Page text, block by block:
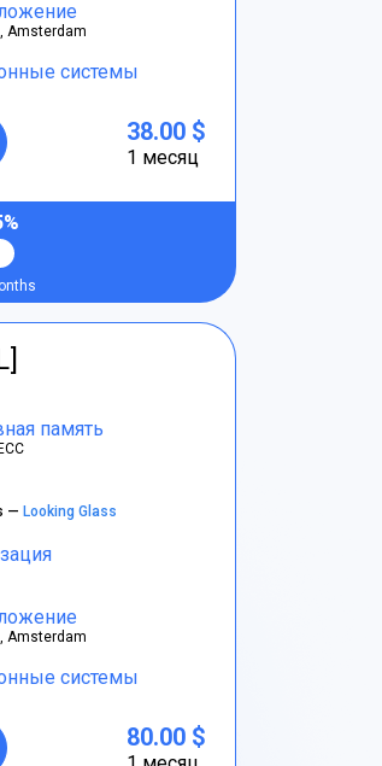
Amsterdam
системы
38.00 $
1 месяц
память
—Looking Glass
Amsterdam
системы
80.00 $